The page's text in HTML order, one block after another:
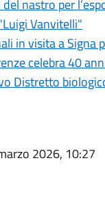
nastro per
Vanvitelli"
in visita a Signa
celebra 40
Distretto
2026, 10:27